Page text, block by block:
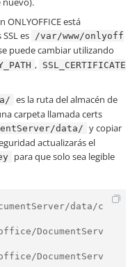
está
es /var/www/onlyoff
puede cambiar utilizando
, SSL_CERTIFICATE
es la ruta del almacén de
carpeta llamada certs
data/ y copiar
actualizarás el
para que solo sea legible
data/c
DocumentServ
DocumentServ